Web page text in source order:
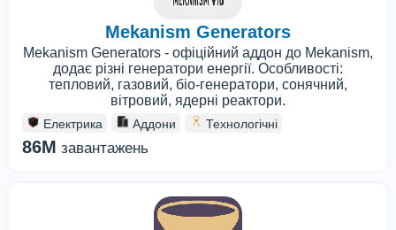
Mekanism Generators
Mekanism Generators - офіційний аддон до Mekanism,
додає різні генератори енергії. Особливості:
тепловий, газовий, біо-генератори, сонячний,
вітровий, ядерні реактори.
Електрика Аддони Технологічні
86M завантажень